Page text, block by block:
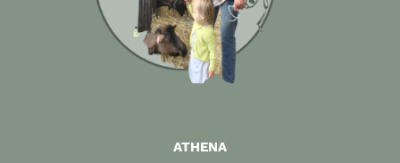
ATHENA